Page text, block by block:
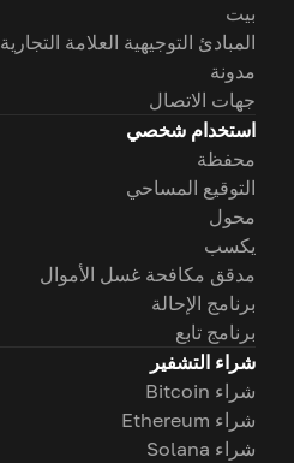
بيت
المبادئ التوجيهية العلامة التجارية
مدونة
جهات الاتصال
استخدام شخصي
محفظة
التوقيع المساحي
محول
يكسب
مدقق مكافحة غسل الأموال
برنامج الإحالة
برنامج تابع
شراء التشفير
شراء Bitcoin
شراء Ethereum
شراء Solana